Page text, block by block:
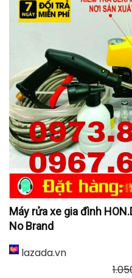
Máy rửa xe gia đình
No Brand
lazada.vn